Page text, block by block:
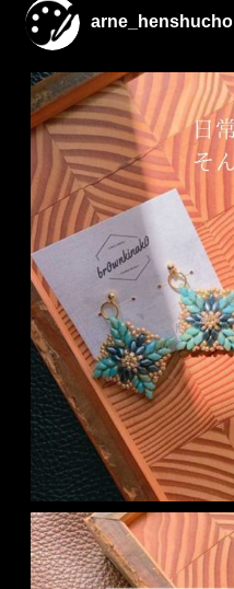
arne_henshucho